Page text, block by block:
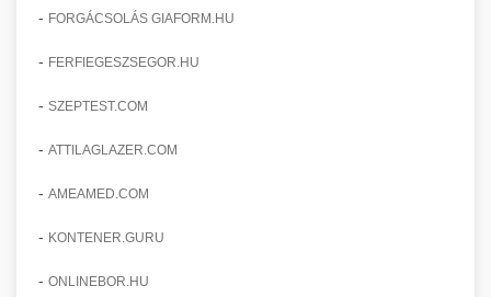
- FORGÁCSOLÁS GIAFORM.HU
- FERFIEGESZSEGOR.HU
- SZEPTEST.COM
- ATTILAGLAZER.COM
- AMEAMED.COM
- KONTENER.GURU
- ONLINEBOR.HU